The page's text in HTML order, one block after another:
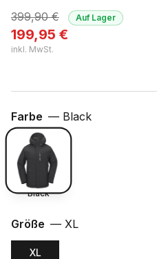
399,90€
199,95 €
inkl. MwSt.
Auf Lager
Farbe — Black
Black
Größe — XL
XL